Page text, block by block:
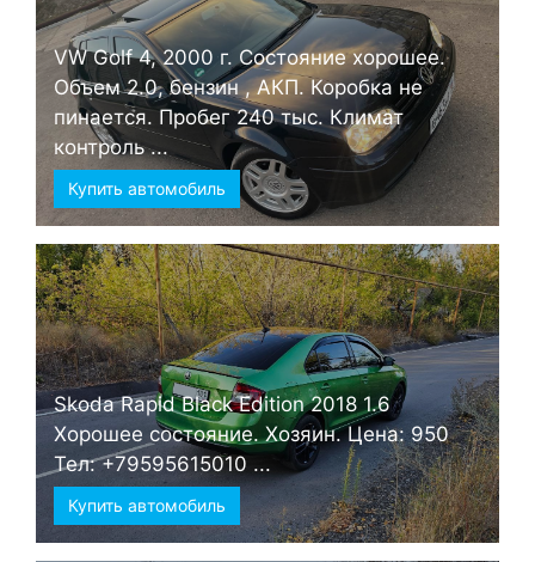
VW Golf 4, 2000 г. Состояние хорошее.
Объем 2.0, бензин , АКП. Коробка не
пинается. Пробег 240 тыс. Климат
контроль ...
Купить автомобиль
Skoda Rapid Black Edition 2018 1.6
Хорошее состояние. Хозяин. Цена: 950
Тел: +79595615010 ...
Купить автомобиль